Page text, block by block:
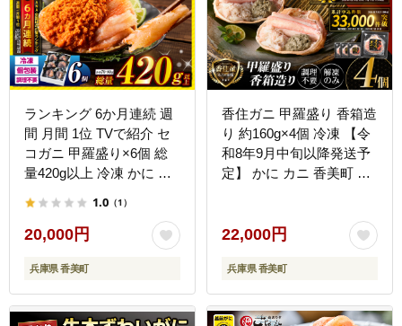
ランキング 6か月連続 週
間 月間 1位 TVで紹介 セ
コガニ 甲羅盛り×6個 総
量420g以上 冷凍 かに カ
1.0 （1）
20,000円
兵庫県 香美町
香住ガニ 甲羅盛り 香箱造
り 約160g×4個 冷凍 【令
和8年9月中旬以降発送予
定】 かに カニ 香美町 19-
22,000円
兵庫県 香美町